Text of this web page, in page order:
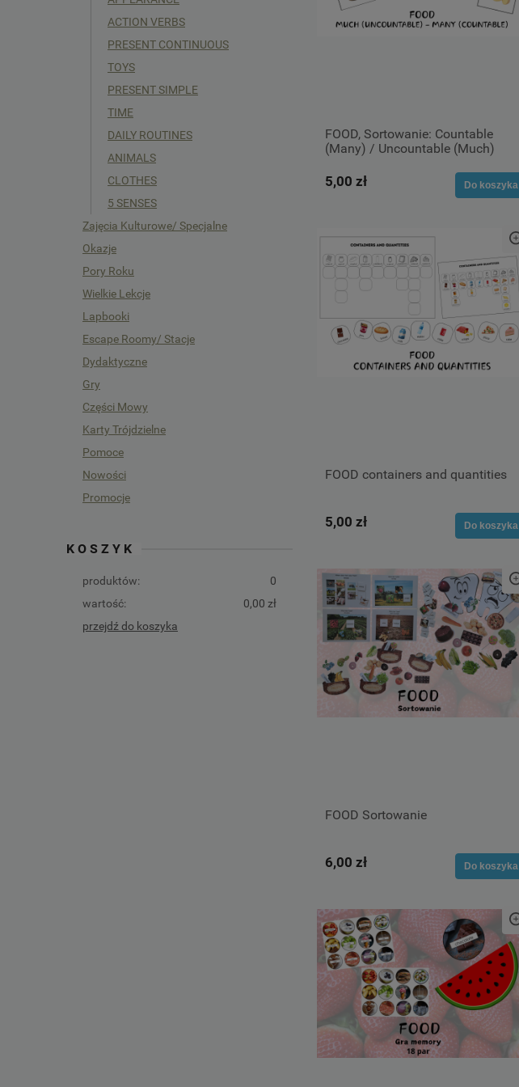
ACTION VERBS
PRESENT CONTINUOUS
TOYS
PRESENT SIMPLE
TIME
DAILY ROUTINES
ANIMALS
CLOTHES
5 SENSES
Zajęcia Kulturowe/ Specjalne
Okazje
Pory Roku
Wielkie Lekcje
Lapbooki
Escape Roomy/ Stacje
Dydaktyczne
Gry
Części Mowy
Karty Trójdzielne
Pomoce
Nowości
Promocje
KOSZYK
produktów:
0
wartość:
0,00 zł
przejdź do koszyka
FOOD, Sortowanie: Countable
(Many) / Uncountable (Much)
5,00 zł Do koszyka
FOOD containers and quantities
5,00 zł Do koszyka
FOOD Sortowanie
6,00 zł Do koszyka